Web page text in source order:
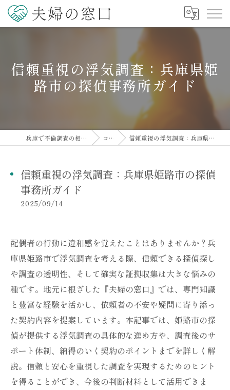
信頼重視の浮気調査：兵庫県姫
路市の探偵事務所ガイド
兵庫で不倫調査の相談なら夫婦の窓口 コラム 信頼重視の浮気調査：兵庫県姫路市の探偵事務所ガイド
信頼重視の浮気調査：兵庫県姫路市の探偵
事務所ガイド
2025/09/14
配偶者の行動に違和感を覚えたことはありませんか？兵
庫県姫路市で浮気調査を考える際、信頼できる探偵探し
や調査の透明性、そして確実な証拠収集は大きな悩みの
種です。地元に根ざした『夫婦の窓口』では、専門知識
と豊富な経験を活かし、依頼者の不安や疑問に寄り添っ
た契約内容を提案しています。本記事では、姫路市の探
偵が提供する浮気調査の具体的な進め方や、調査後のサ
ポート体制、納得のいく契約のポイントまでを詳しく解
説。信頼と安心を重視した調査を実現するためのヒント
を得ることができ、今後の判断材料として活用できま